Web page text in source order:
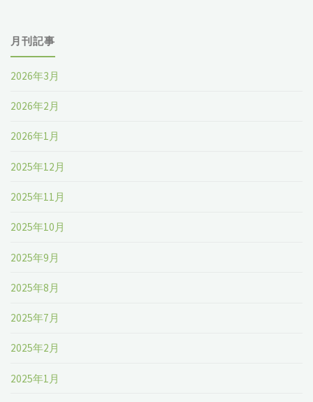
月刊記事
2026年3月
2026年2月
2026年1月
2025年12月
2025年11月
2025年10月
2025年9月
2025年8月
2025年7月
2025年2月
2025年1月